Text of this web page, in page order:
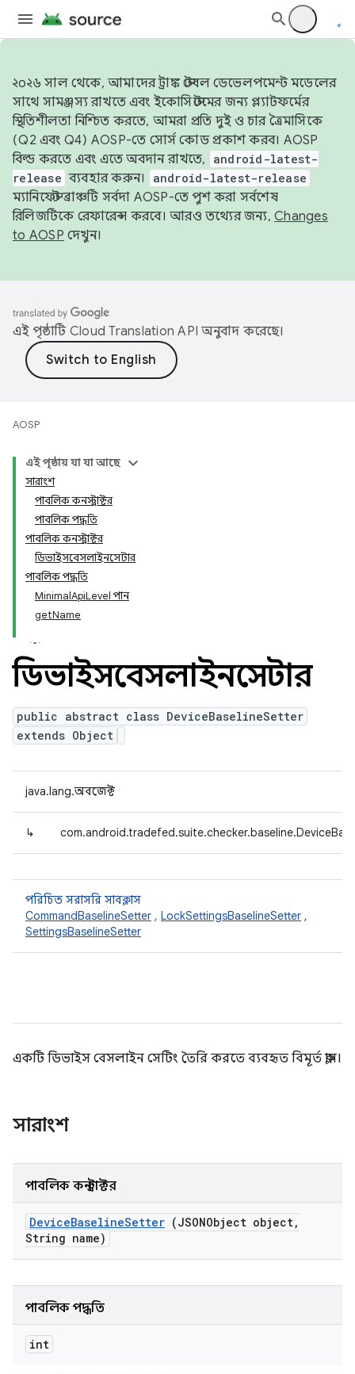
২০২৬ সাল থেকে, আমাদের ট্রাঙ্ক স্টেবল ডেভেলপমেন্ট মডেলের
সাথে সামঞ্জস্য রাখতে এবং ইকোসিস্টেমের জন্য প্ল্যাটফর্মের
স্থিতিশীলতা নিশ্চিত করতে, আমরা প্রতি দুই ও চার ত্রৈমাসিকে
(Q2 এবং Q4) AOSP-তে সোর্স কোড প্রকাশ করব। AOSP
বিল্ড করতে এবং এতে অবদান রাখতে,
android-latest-
release ব্যবহার করুন। android-latest-release
ম্যানিফেস্ট ব্রাঞ্চটি সর্বদা AOSP-তে পুশ করা সর্বশেষ
রিলিজটিকে রেফারেন্স করবে। আরও তথ্যের জন্য, Changes
to AOSP দেখুন।
এই পৃষ্ঠাটি Cloud Translation API অনুবাদ করেছে।
AOSP
এই পৃষ্ঠায় যা যা আছে
সারাংশ
পাবলিক কনস্ট্রাক্টর
পাবলিক পদ্ধতি
পাবলিক কনস্ট্রাক্টর
ডিভাইসবেসলাইনসেটার
পাবলিক পদ্ধতি
MinimalApiLevel পান
getName
ডিভাইসবেসলাইনসেটার
public abstract class DeviceBaselineSetter
extends Object
java.lang.অবজেক্ট
↳
পরিচিত সরাসরি সাবক্লাস
CommandBaselineSetter , LockSettingsBaselineSetter ,
SettingsBaselineSetter
একটি ডিভাইস বেসলাইন সেটিং তৈরি করতে ব্যবহৃত বিমূর্ত ক্লাস।
সারাংশ
পাবলিক কনস্ট্রাক্টর
DeviceBaselineSetter (JSONObject object,
String name)
পাবলিক পদ্ধতি
int